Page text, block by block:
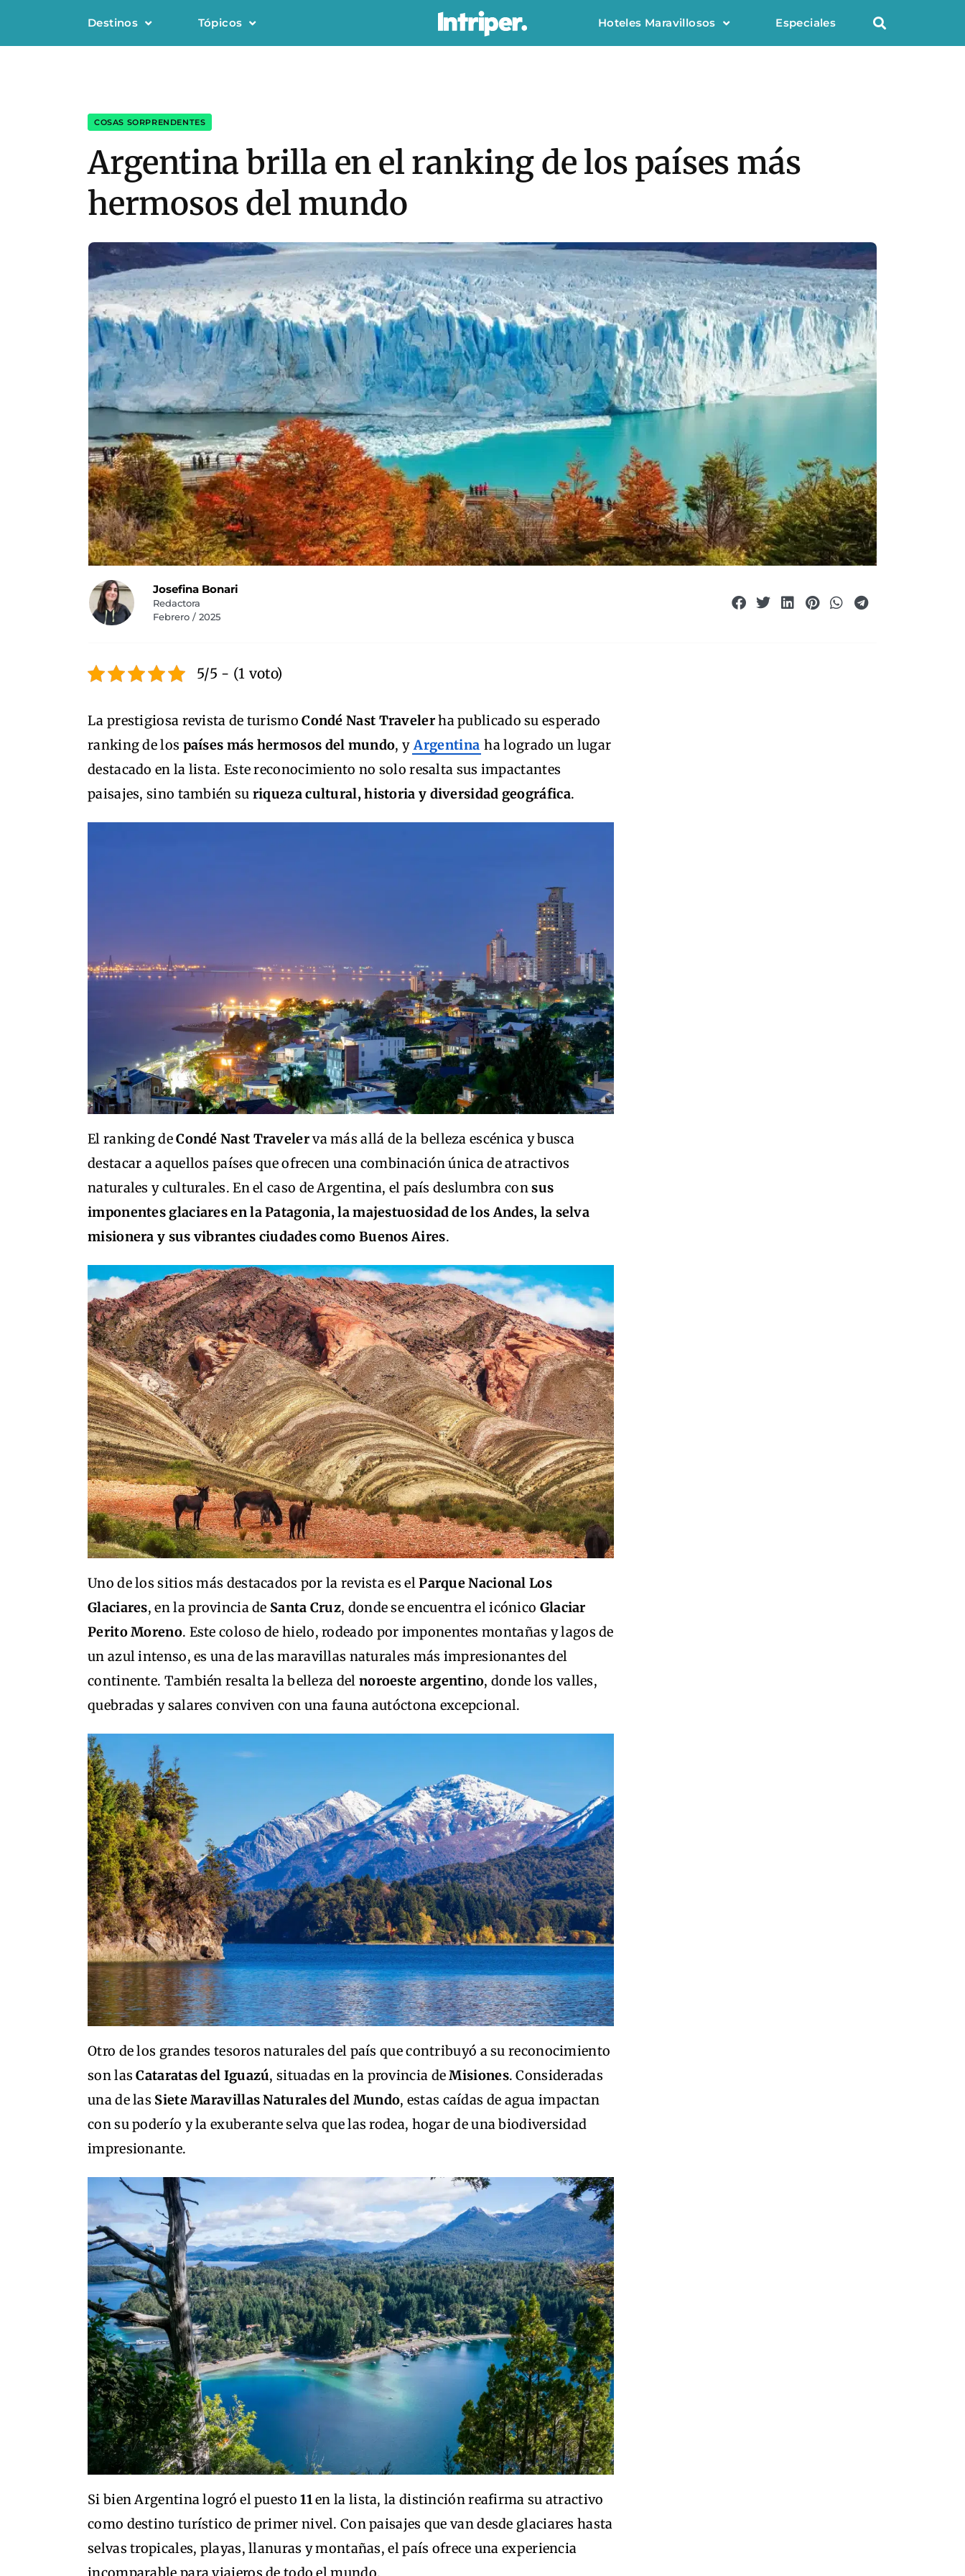
Destinos Tópicos Hoteles Maravillosos Especiales
COSAS SORPRENDENTES
Argentina brilla en el ranking de los países más
hermosos del mundo
Josefina Bonari
Redactora
Febrero / 2025
5/5 - (1 voto)
La prestigiosa revista de turismoCondé Nast Travelerha publicado su esperado
ranking de los países más hermosos del mundo, y Argentina ha logrado un lugar
destacado en la lista. Este reconocimiento no solo resalta sus impactantes
paisajes, sino también su riqueza cultural, historia y diversidad geográfica.
El ranking deCondé Nast Travelerva más allá de la belleza escénica y busca
destacar a aquellos países que ofrecen una combinación única de atractivos
naturales y culturales. En el caso de Argentina, el país deslumbra consus
imponentes glaciares en la Patagonia, la majestuosidad de los Andes, la selva
misionera y sus vibrantes ciudades como Buenos Aires.
Uno de los sitios más destacados por la revista es elParque Nacional Los
Glaciares, en la provincia de Santa Cruz, donde se encuentra el icónico Glaciar
Perito Moreno. Este coloso de hielo, rodeado por imponentes montañas y lagos de
un azul intenso, es una de las maravillas naturales más impresionantes del
continente. También resalta la belleza del noroeste argentino, donde los valles,
quebradas y salares conviven con una fauna autóctona excepcional.
Otro de los grandes tesoros naturales del país que contribuyó a su reconocimiento
son lasCataratas del Iguazú, situadas en la provincia deMisiones. Consideradas
una de las Siete Maravillas Naturales del Mundo, estas caídas de agua impactan
con su poderío y la exuberante selva que las rodea, hogar de una biodiversidad
impresionante.
Si bien Argentina logró el puesto11en la lista, la distinción reafirma su atractivo
como destino turístico de primer nivel. Con paisajes que van desde glaciares hasta
selvas tropicales, playas, llanuras y montañas, el país ofrece una experiencia